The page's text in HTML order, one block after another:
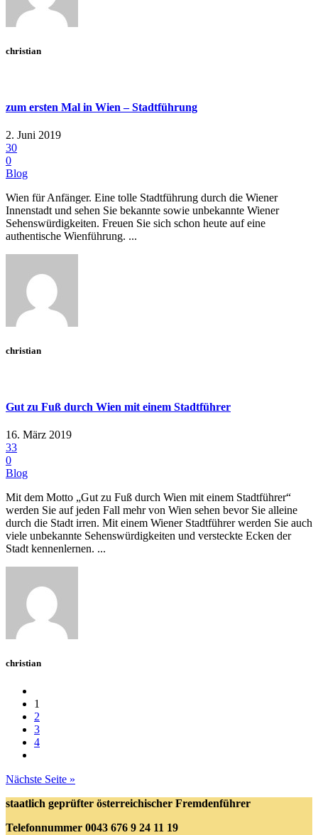
christian
zum ersten Mal in Wien – Stadtführung
2. Juni 2019
30
0
Blog
Wien für Anfänger. Eine tolle Stadtführung durch die Wiener
Innenstadt und sehen Sie bekannte sowie unbekannte Wiener
Sehenswürdigkeiten. Freuen Sie sich schon heute auf eine
authentische Wienführung. ...
christian
Gut zu Fuß durch Wien mit einem Stadtführer
16. März 2019
33
0
Blog
Mit dem Motto „Gut zu Fuß durch Wien mit einem Stadtführer“
werden Sie auf jeden Fall mehr von Wien sehen bevor Sie alleine
durch die Stadt irren. Mit einem Wiener Stadtführer werden Sie auch
viele unbekannte Sehenswürdigkeiten und versteckte Ecken der
Stadt kennenlernen. ...
christian
1
2
3
4
Nächste Seite »
staatlich geprüfter österreichischer Fremdenführer
Telefonnummer 0043 676 9 24 11 19